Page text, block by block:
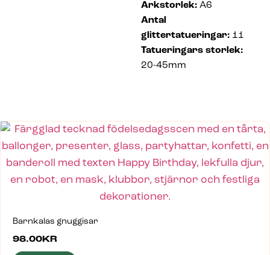
Arkstorlek: A6
Antal
glittertatueringar: 11
Tatueringars storlek:
20-45mm
Barnkalas gnuggisar
98.00KR